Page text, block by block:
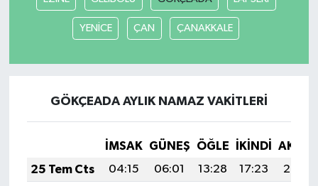
YENİCE ÇAN ÇANAKKALE
GÖKÇEADA AYLIK NAMAZ VAKITLERI
İMSAK GÜNEŞ ÖĞLE İKINDI
25 Tem Cts
04:15 06:01 13:28 17:23
20:45